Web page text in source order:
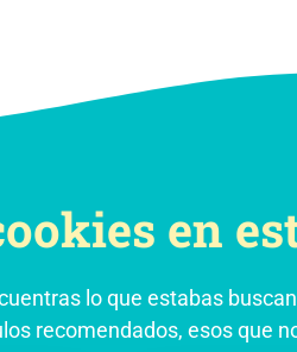
en
lo que estabas
recomendados, esos que